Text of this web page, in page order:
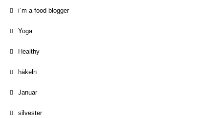
i´m a food-blogger
Yoga
Healthy
häkeln
Januar
silvester